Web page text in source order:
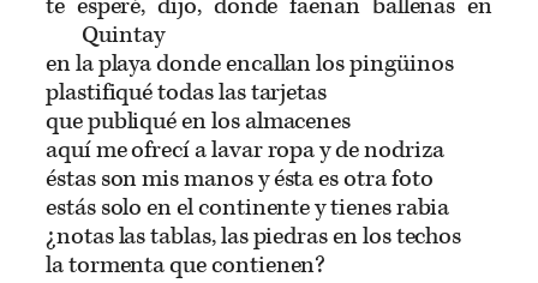
te esperé, dijo, donde faenan ballenas en
Quintay
en la playa donde encallan los pingüinos
plastifiqué todas las tarjetas
que publiqué en los almacenes
aquí me ofrecí a lavar ropa y de nodriza
éstas son mis manos y ésta es otra foto
estás solo en el continente y tienes rabia
¿notas las tablas, las piedras en los techos
la tormenta que contienen?